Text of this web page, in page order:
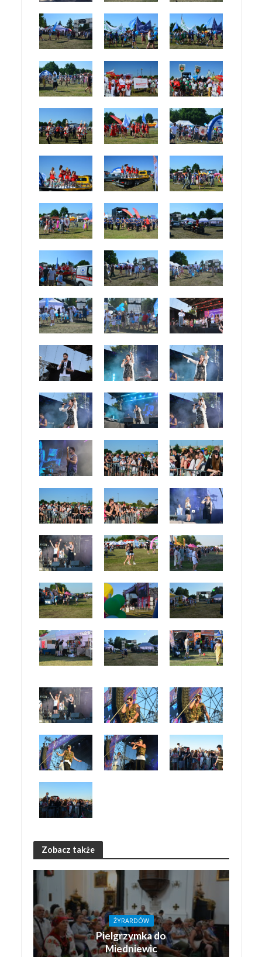
Zobacz także
ŻYRARDÓW
Pielgrzymka do
Miedniewic